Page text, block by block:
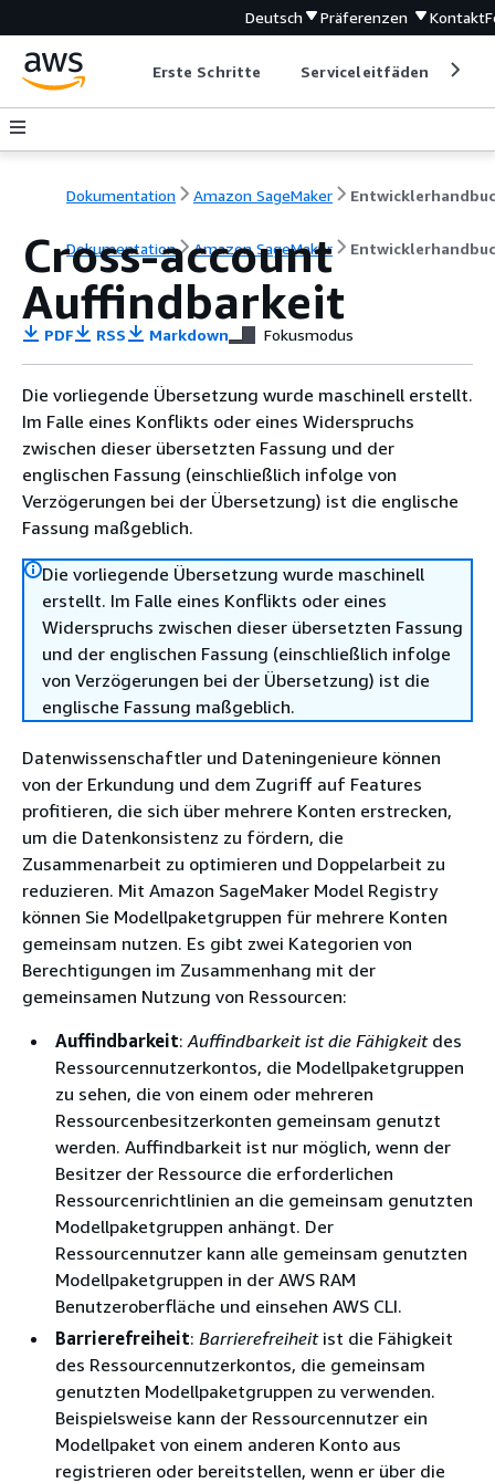
Deutsch Präferenzen Kontakt
Erste Schritte Serviceleitfäden
Dokumentation Amazon SageMaker
Dokumentation Amazon SageMaker
Cross-account
Auffindbarkeit
PDF RSS Markdown Fokusmodus
Die vorliegende Übersetzung wurde maschinell erstellt.
Im Falle eines Konflikts oder eines Widerspruchs
zwischen dieser übersetzten Fassung und der
englischen Fassung (einschließlich infolge von
Verzögerungen bei der Übersetzung) ist die englische
Fassung maßgeblich.
Die vorliegende Übersetzung wurde maschinell
erstellt. Im Falle eines Konflikts oder eines
Widerspruchs zwischen dieser übersetzten Fassung
und der englischen Fassung (einschließlich infolge
von Verzögerungen bei der Übersetzung) ist die
englische Fassung maßgeblich.
Datenwissenschaftler und Dateningenieure können
von der Erkundung und dem Zugriff auf Features
profitieren, die sich über mehrere Konten erstrecken,
um die Datenkonsistenz zu fördern, die
Zusammenarbeit zu optimieren und Doppelarbeit zu
reduzieren. Mit Amazon SageMaker Model Registry
können Sie Modellpaketgruppen für mehrere Konten
gemeinsam nutzen. Es gibt zwei Kategorien von
Berechtigungen im Zusammenhang mit der
gemeinsamen Nutzung von Ressourcen:
Auffindbarkeit:Auffindbarkeit ist die Fähigkeitdes
Ressourcennutzerkontos, die Modellpaketgruppen
zu sehen, die von einem oder mehreren
Ressourcenbesitzerkonten gemeinsam genutzt
werden. Auffindbarkeit ist nur möglich, wenn der
Besitzer der Ressource die erforderlichen
Ressourcenrichtlinien an die gemeinsam genutzten
Modellpaketgruppen anhängt. Der
Ressourcennutzer kann alle gemeinsam genutzten
Modellpaketgruppen in der AWS RAM
Benutzeroberfläche und einsehen AWS CLI.
Barrierefreiheit: Barrierefreiheitist die Fähigkeit
des Ressourcennutzerkontos, die gemeinsam
genutzten Modellpaketgruppen zu verwenden.
Beispielsweise kann der Ressourcennutzer ein
Modellpaket von einem anderen Konto aus
registrieren oder bereitstellen, wenn er über die